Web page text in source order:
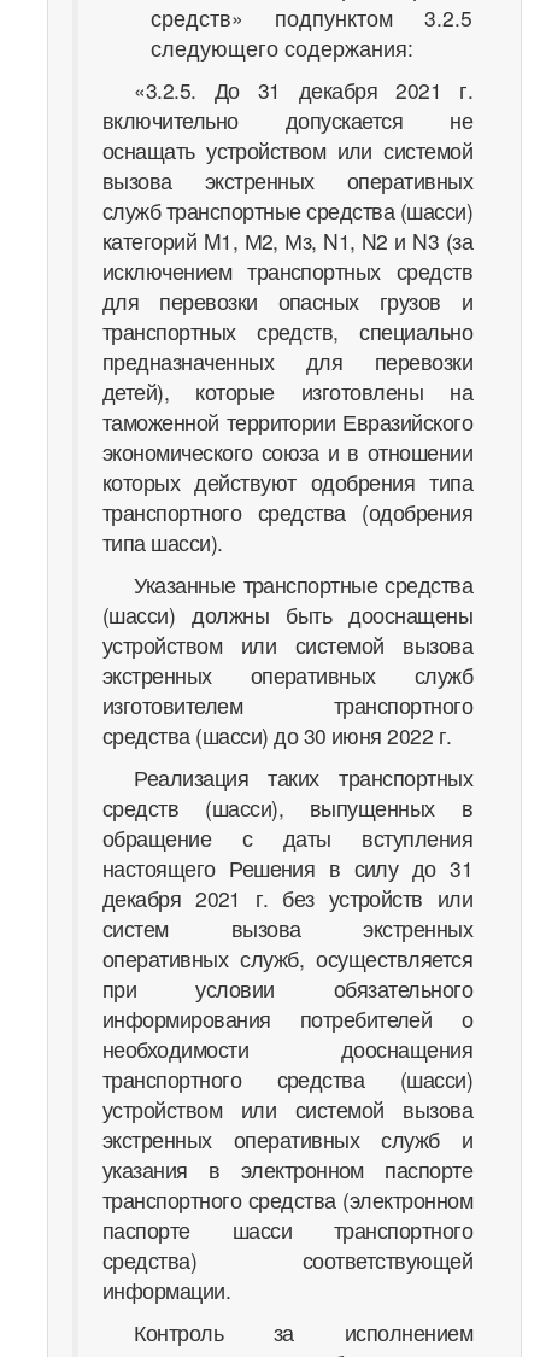
средств» подпунктом 3.2.5
следующего содержания:
«3.2.5. До 31 декабря 2021 г.
включительно допускается не
оснащать устройством или системой
вызова экстренных оперативных
служб транспортные средства (шасси)
категорий M1, М2, Мз, N1, N2 и N3 (за
исключением транспортных средств
для перевозки опасных грузов и
транспортных средств, специально
предназначенных для перевозки
детей), которые изготовлены на
таможенной территории Евразийского
экономического союза и в отношении
которых действуют одобрения типа
транспортного средства (одобрения
типа шасси).
Указанные транспортные средства
(шасси) должны быть дооснащены
устройством или системой вызова
экстренных оперативных служб
изготовителем транспортного
средства (шасси) до 30 июня 2022 г.
Реализация таких транспортных
средств (шасси), выпущенных в
обращение с даты вступления
настоящего Решения в силу до 31
декабря 2021 г. без устройств или
систем вызова экстренных
оперативных служб, осуществляется
при условии обязательного
информирования потребителей о
необходимости дооснащения
транспортного средства (шасси)
устройством или системой вызова
экстренных оперативных служб и
указания в электронном паспорте
транспортного средства (электронном
паспорте шасси транспортного
средства) соответствующей
информации.
Контроль за исполнением